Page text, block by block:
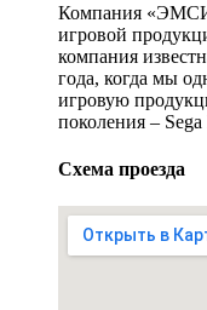
Компания
игровой
компания
года, когда мы
игровую
поколения –
Схема проезда